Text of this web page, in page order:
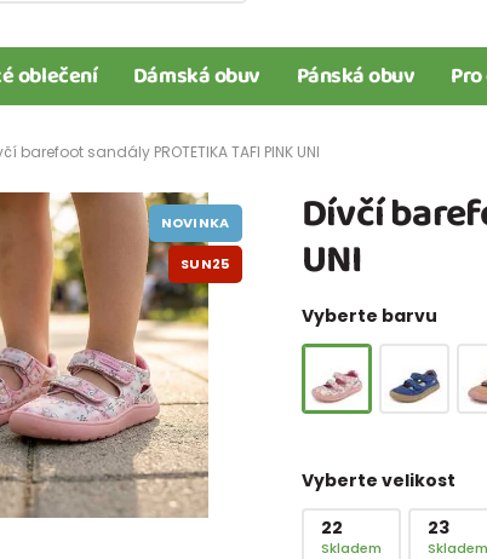
oblečení Dámská obuv Pánská obuv
barefoot sandály PROTETIKA TAFI PINK UNI
Dívčí
UNI
Vyberte barvu
Vyberte velikost
22
Skladem
23
Skladem
NOVINKA
SUN25